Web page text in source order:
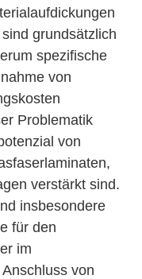
grundsätzlich
spezifische
von
Problematik
von
verstärkt sind.
insbesondere
für den
im
von